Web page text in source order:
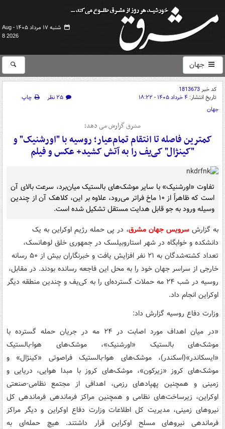
شنبه ۱۷ مرداد ۱۴۰۵ -
Aug
8 2026
جهان
کد خبر1813673
تاریخ انتشار: ۴ خرداد ۱۴۰۵ - ۱۸:۲۲ ۲۵ نظر
چاپ
جهان
مشرق گزارش می دهد؛
کمترین فاصله تا انتقام تمام‌عیار؛ روسیه با "اورشنیک" و
"کینژال" کی‌یف را به آتش کشید+ عکس و فیلم
تفاوت «اورشنیک» با سایر موشک‌های بالستیک میان‌برد، سرعت بالای آن
است که ظاهراً از ۱۰ ماخ فراتر می‌رود، علاوه بر این، کلاهک آن از چندین
وسیله ورود به جو قابل هدایت مستقل تشکیل شده است.
به گزارش سرویس جهان مشرق، در پی حمله رژیم اوکراین به یک
دانشکده و خوابگاه در شهر استاروبیلسک در جمهوری خلق لوهانسک،
تعداد کشته‌شدگان به ۲۱ نفر افزایش یافت و خبرنگاران بیش از ۵۰ رسانه
خارجی از سراسر جهان خود را به محل این فاجعه رسانده بودند. در مقابل،
روسیه در شب ۲۴ مه حملات گسترده‌ای را به کی‌یف و چندین منطقه دیگر
اوکراین انجام داد.
وزارت دفاع روسیه گزارش داد:
«در میان اهداف مورد اصابت در ۲۴ مه در جریان حمله گسترده با
موشک‌های بالستیک «اورشنیک»، موشک‌های هوا-بالستیک
«ایسکاندر»(اسکندر)، موشک‌های هوا-بالستیک فراصوتی «کینژال» و
موشک‌های کروز «زیرکون»، موشک‌های کروز با مبدا هوایی، دریایی و
زمینی و همچنین پهپادهای رزمی، اهدافی از مجتمع نظامی-صنعتی
اوکراین، زیرساخت‌های نظامی و همچنین مراکز فرماندهی فرماندهی کل
نیروهای زمینی، مدیریت کل اطلاعات وزارت دفاع اوکراین و دیگر مراکز
فرماندهی نیروهای مسلح اوکراین قرار داشتند. هیچ حمله‌ای به